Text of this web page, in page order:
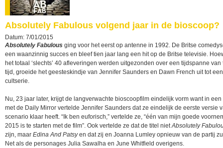
Absolutely Fabulous volgend jaar in de bioscoop?
Datum: 7/01/2015
Absolutely Fabulous ging voor het eerst op antenne in 1992. De Britse
een waanzinnig succes en bleef tien jaar lang een hit op de Britse televisie.
het totaal ‘slechts’ 40 afleveringen werden uitgezonden over een tijdspanne van
tijd, groeide het geesteskindje van Jennifer Saunders en Dawn French uit tot
cultserie.
Nu, 23 jaar later, krijgt de langverwachte bioscoopfilm eindelijk vorm want in
met de Daily Mirror vertelde Jennifer Saunders dat ze eindelijk de eerste versie
scenario klaar heeft. “Ik ben euforisch,” vertelde ze, “één van mijn goede
2015 is te starten met de film”. Ook vertelde ze dat de titel nietAbsolutely
zijn, maar Edina And Patsyen dat zij en Joanna Lumley opnieuw van de partij
Net als de personages Julia Sawalha en June Whitfield overigens.